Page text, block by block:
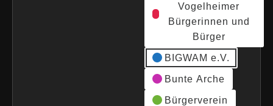
Vogelheimer
Bürgerinnen und
Bürger
BIGWAM e.V.
Bunte Arche
Bürgerverein